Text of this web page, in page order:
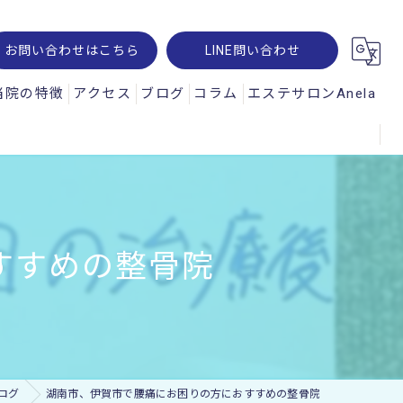
お問い合わせはこちら LINE問い合わせ
スコープ
院の特徴
腰痛
神経痛
アクセス ブログ コラム エステサロンAnela
すめの整骨院
グ 湖南市、伊賀市で腰痛にお困りの方におすすめの整骨院